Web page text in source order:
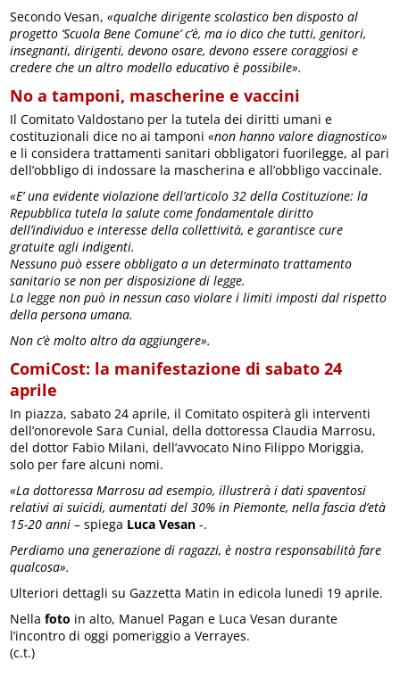
Secondo Vesan,«qualche dirigente scolastico ben disposto al
progetto ‘Scuola Bene Comune’ c’è, ma io dico che tutti, genitori,
insegnanti, dirigenti, devono osare, devono essere coraggiosi e
credere che un altro modello educativo è possibile».
No a tamponi, mascherine e vaccini
Il Comitato Valdostano per la tutela dei diritti umani e
costituzionali dice no ai tamponi«non hanno valore diagnostico»
e li considera trattamenti sanitari obbligatori fuorilegge, al pari
dell’obbligo di indossare la mascherina e all’obbligo vaccinale.
«E’ una evidente violazione dell’articolo 32 della Costituzione: la
Repubblica tutela la salute come fondamentale diritto
dell’individuo e interesse della collettività, e garantisce cure
gratuite agli indigenti.
Nessuno può essere obbligato a un determinato trattamento
sanitario se non per disposizione di legge.
La legge non può in nessun caso violare i limiti imposti dal rispetto
della persona umana.
Non c’è molto altro da aggiungere».
ComiCost: la manifestazione di sabato 24
aprile
In piazza, sabato 24 aprile, il Comitato ospiterà gli interventi
dell’onorevole Sara Cunial, della dottoressa Claudia Marrosu,
del dottor Fabio Milani, dell’avvocato Nino Filippo Moriggia,
solo per fare alcuni nomi.
«La dottoressa Marrosu ad esempio, illustrerà i dati spaventosi
relativi ai suicidi, aumentati del 30% in Piemonte, nella fascia d’età
15-20 anni – spiega Luca Vesan -.
Perdiamo una generazione di ragazzi, è nostra responsabilità fare
qualcosa».
Ulteriori dettagli su Gazzetta Matin in edicola lunedì 19 aprile.
Nella foto in alto, Manuel Pagan e Luca Vesan durante
l’incontro di oggi pomeriggio a Verrayes.
(c.t.)